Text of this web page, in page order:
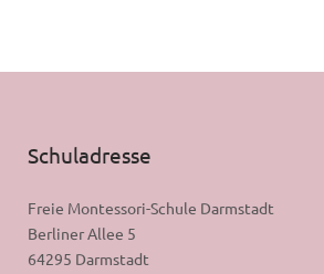
Schuladresse
Freie Montessori-Schule Darmstadt
Berliner Allee 5
64295 Darmstadt